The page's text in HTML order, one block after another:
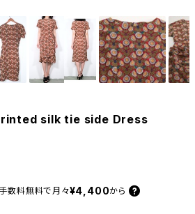
silk tie side Dress
手数料無料で 月々¥4,400から